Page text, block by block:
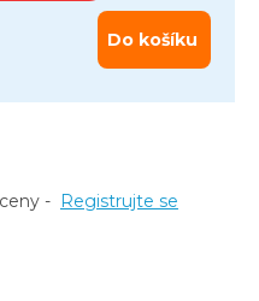
Do košíku
- Registrujte se